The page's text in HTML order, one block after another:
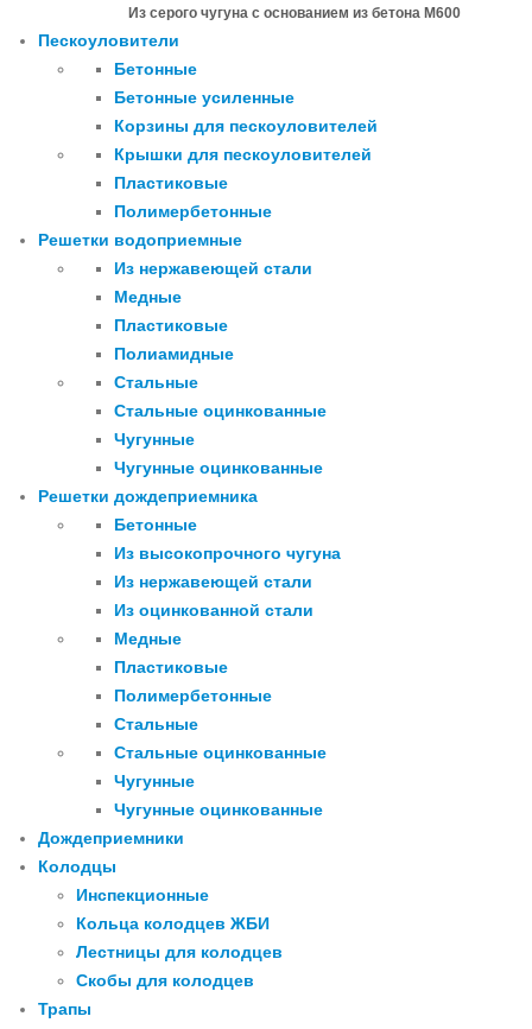
Из серого чугуна с основанием из бетона М600
Пескоуловители
Бетонные
Бетонные усиленные
Корзины для пескоуловителей
Крышки для пескоуловителей
Пластиковые
Полимербетонные
Решетки водоприемные
Из нержавеющей стали
Медные
Пластиковые
Полиамидные
Стальные
Стальные оцинкованные
Чугунные
Чугунные оцинкованные
Решетки дождеприемника
Бетонные
Из высокопрочного чугуна
Из нержавеющей стали
Из оцинкованной стали
Медные
Пластиковые
Полимербетонные
Стальные
Стальные оцинкованные
Чугунные
Чугунные оцинкованные
Дождеприемники
Колодцы
Инспекционные
Кольца колодцев ЖБИ
Лестницы для колодцев
Скобы для колодцев
Трапы